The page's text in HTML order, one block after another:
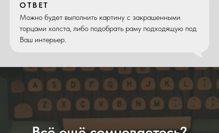
ОТВЕТ
Можно будет выполнить картину с закрашенными
торцами холста, либо подобрать раму подходящую под
Ваш интерьер.